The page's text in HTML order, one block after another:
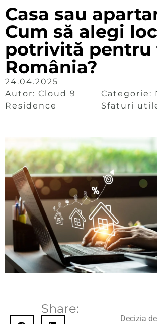
Casa sau
Cum să alegi
potrivită pentru
România?
24.04.2025
Autor: Cloud 9
Residence
Categorie:
Sfaturi
Share:
Decizia